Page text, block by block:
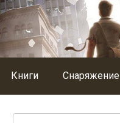
Книги Снаряжение